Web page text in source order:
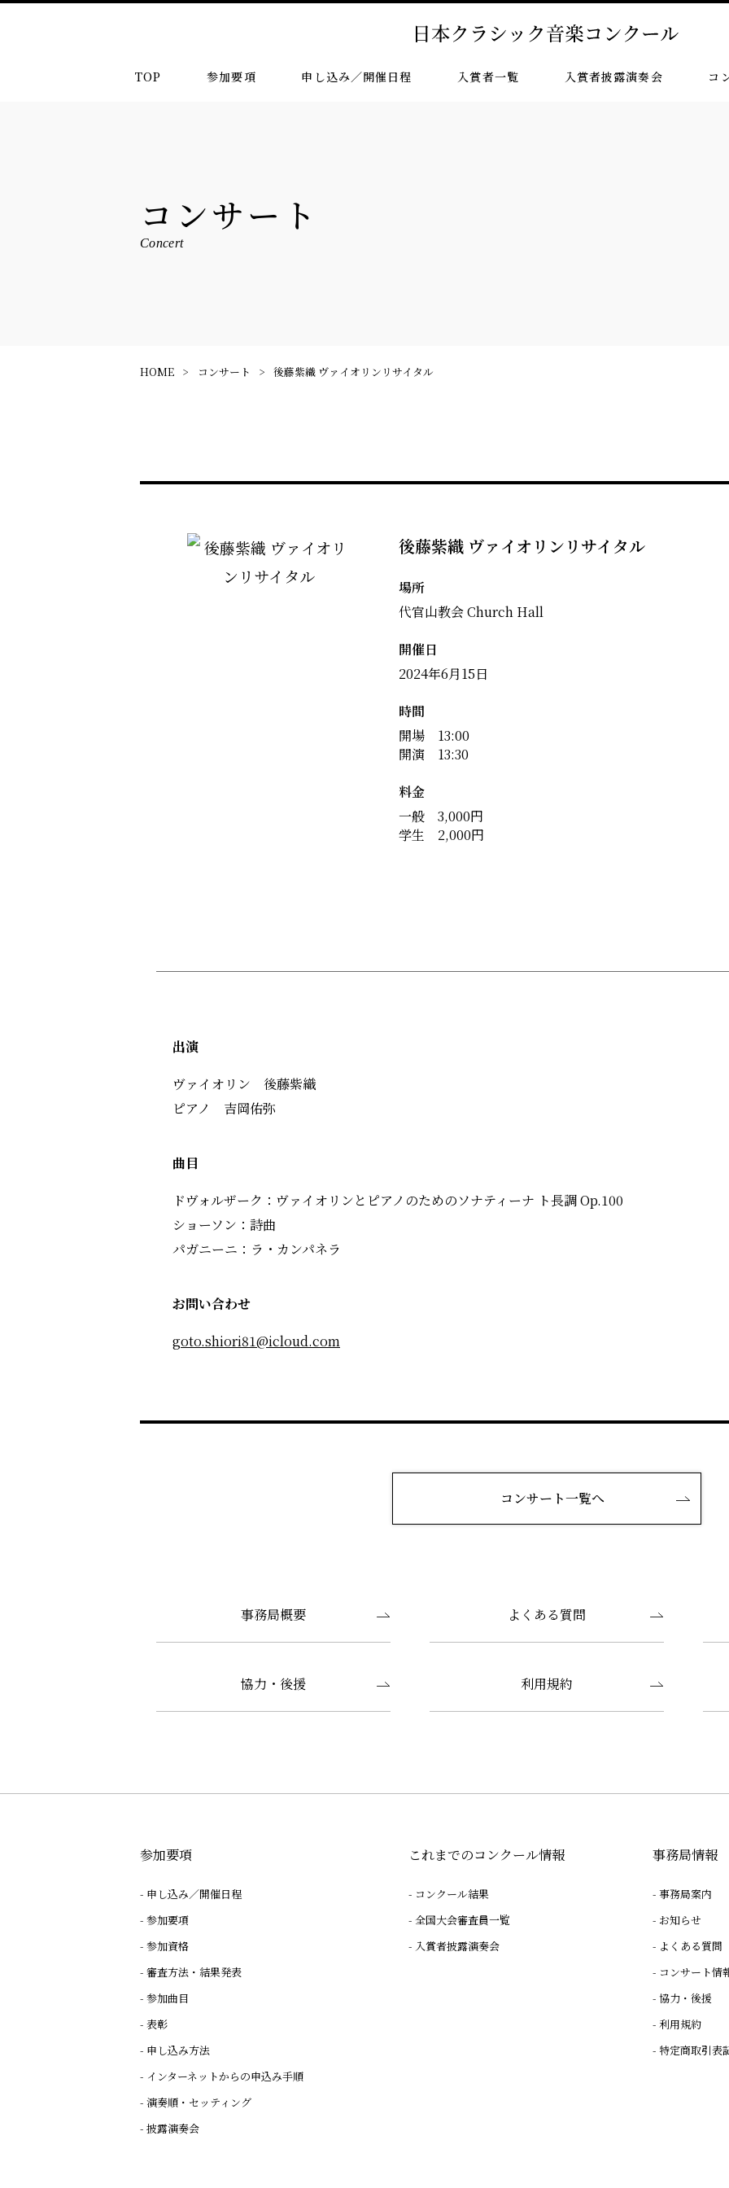
TOP 参加要項 申し込み／開催日程 入賞者一覧 入賞者披露演奏会 コ
コンサート
Concert
HOME コンサート 後藤紫織 ヴァイオリンリサイタル
後藤紫織 ヴァイオリンリサイタル
場所
代官山教会 Church Hall
開催日
2024年6月15日
時間
開場 13:00
開演 13:30
料金
一般 3,000円
学生 2,000円
出演
ヴァイオリン 後藤紫織
ピアノ 吉岡佑弥
曲目
ドヴォルザーク：ヴァイオリンとピアノのためのソナティーナ ト長調 Op.100
ショーソン：詩曲
パガニーニ：ラ・カンパネラ
お問い合わせ
goto.shiori81@icloud.com
コンサート一覧へ
事務局概要 よくある質問
協力・後援 利用規約
参加要項
申し込み／開催日程
参加要項
参加資格
審査方法・結果発表
参加曲目
表彰
申し込み方法
インターネットからの申込み手順
演奏順・セッティング
披露演奏会
これまでのコンクール情報
コンクール結果
全国大会審査員一覧
入賞者披露演奏会
事務局情報
事務局案内
お知らせ
よくある質問
コンサート情
協力・後援
利用規約
特定商取引表